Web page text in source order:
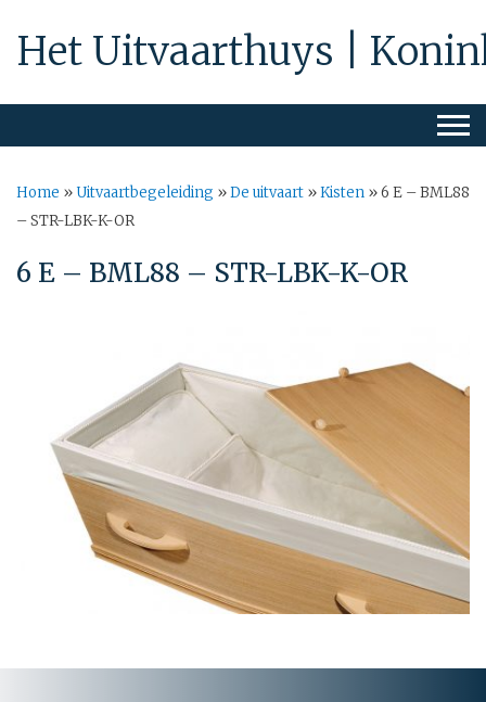
Het Uitvaarthuys |
Home »Uitvaartbegeleiding »De uitvaart »Kisten »6 E – BML88
– STR-LBK-K-OR
6 E – BML88 – STR-LBK-K-OR